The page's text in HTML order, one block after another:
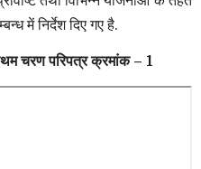
में निर्देश दिए गए है.
चरणपरिपत्र क्रमांक – 1